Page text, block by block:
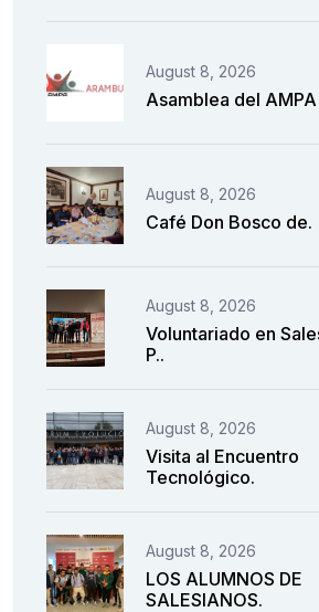
August 8, 2026
Asamblea del AMPA
August 8, 2026
Café Don Bosco de.
August 8, 2026
Voluntariado en
P..
August 8, 2026
Visita al Encuentro
Tecnológico.
August 8, 2026
LOS ALUMNOS DE
SALESIANOS.